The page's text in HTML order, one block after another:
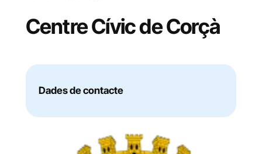
Centre Cívic de Corçà
Dades de contacte